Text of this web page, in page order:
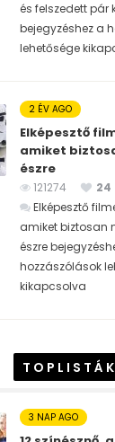
és felszedett pár
bejegyzéshez a
lehetősége
2 ÉV AGO
Elképesztő
amiket
észre
121274
24
Elképesztő
amiket biztosan
észre
hozzászólások
kikapcsolva
TOPLISTÁK
3 NAP AGO